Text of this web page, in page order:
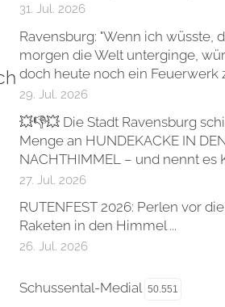
31. Jul. 2026
Ravensburg: "Wenn ich wüsste,
morgen die Welt unterginge,
doch heute noch ein Feuerwerk
29. Jul. 2026
💥👎💥 Die Stadt Ravensburg
Menge an HUNDEKACKE IN
NACHTHIMMEL – und nennt es
27. Jul. 2026
RUTENFEST 2026: Perlen vor
Raketen in den Himmel ...
26. Jul. 2026
Schussental-Medial 50.551